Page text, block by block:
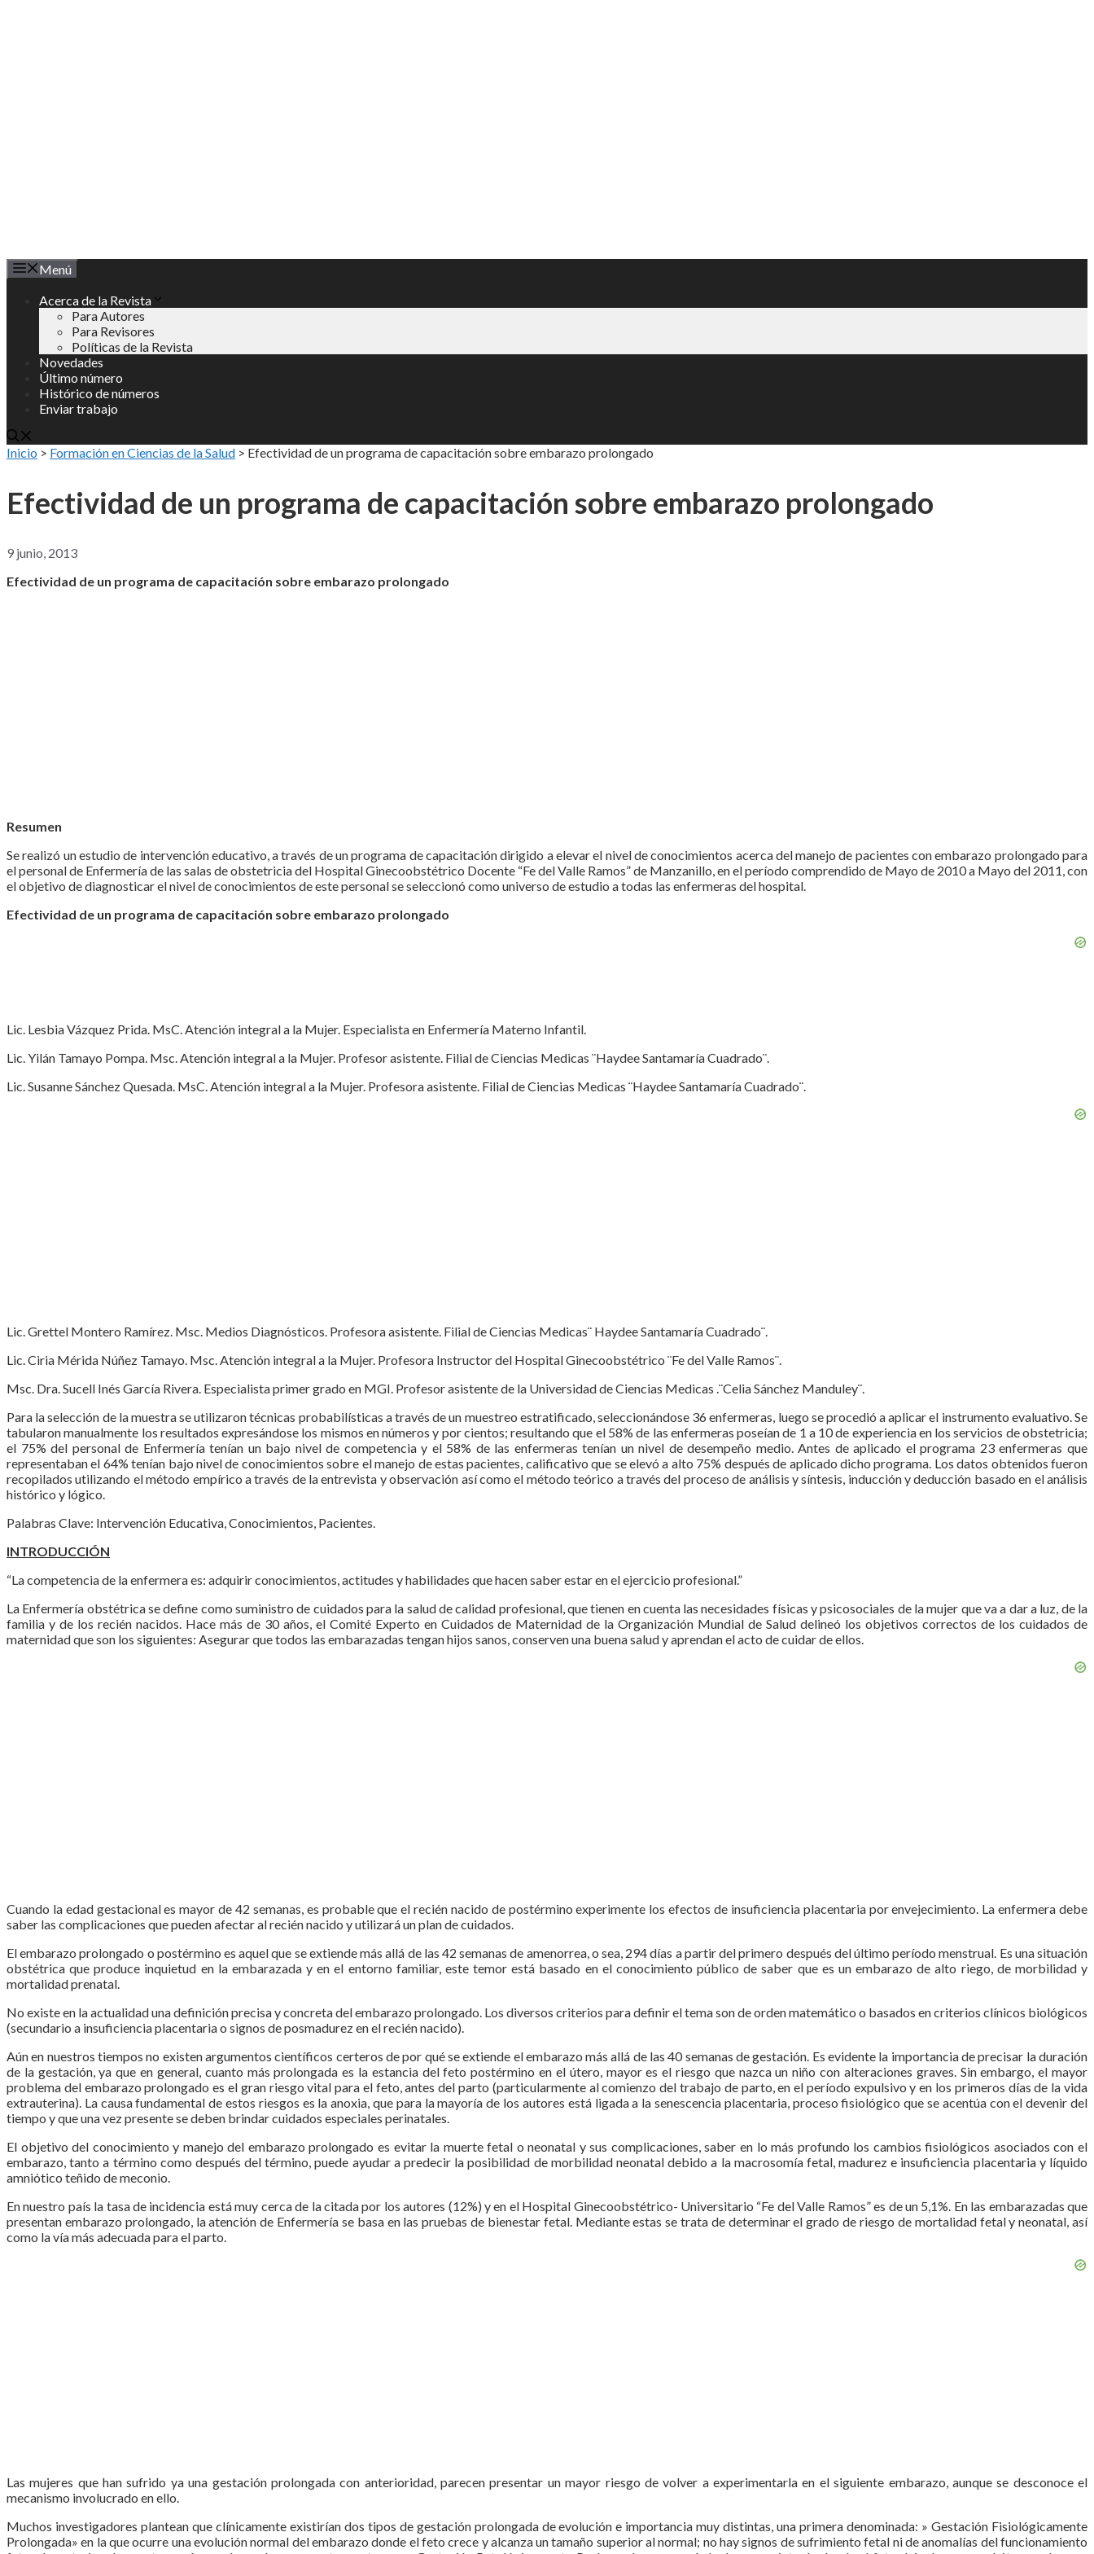
Menú
Acerca de la Revista
Para Autores
Para Revisores
Políticas de la Revista
Novedades
Último número
Histórico de números
Enviar trabajo
Inicio > Formación en Ciencias de la Salud > Efectividad de un programa de capacitación sobre embarazo prolongado
Efectividad de un programa de capacitación sobre embarazo prolongado
9 junio, 2013
Efectividad de un programa de capacitación sobre embarazo prolongado
Resumen
Se realizó un estudio de intervención educativo, a través de un programa de capacitación dirigido a elevar el nivel de conocimientos acerca del manejo de pacientes con embarazo prolongado para
el personal de Enfermería de las salas de obstetricia del Hospital Ginecoobstétrico Docente “Fe del Valle Ramos” de Manzanillo, en el período comprendido de Mayo de 2010 a Mayo del 2011, con
el objetivo de diagnosticar el nivel de conocimientos de este personal se seleccionó como universo de estudio a todas las enfermeras del hospital.
Efectividad de un programa de capacitación sobre embarazo prolongado
Lic. Lesbia Vázquez Prida. MsC. Atención integral a la Mujer. Especialista en Enfermería Materno Infantil.
Lic. Yilán Tamayo Pompa. Msc. Atención integral a la Mujer. Profesor asistente. Filial de Ciencias Medicas ¨Haydee Santamaría Cuadrado¨.
Lic. Susanne Sánchez Quesada. MsC. Atención integral a la Mujer. Profesora asistente. Filial de Ciencias Medicas ¨Haydee Santamaría Cuadrado¨.
Lic. Grettel Montero Ramírez. Msc. Medios Diagnósticos. Profesora asistente. Filial de Ciencias Medicas¨ Haydee Santamaría Cuadrado¨.
Lic. Ciria Mérida Núñez Tamayo. Msc. Atención integral a la Mujer. Profesora Instructor del Hospital Ginecoobstétrico ¨Fe del Valle Ramos¨.
Msc. Dra. Sucell Inés García Rivera. Especialista primer grado en MGI. Profesor asistente de la Universidad de Ciencias Medicas .¨Celia Sánchez Manduley¨.
Para la selección de la muestra se utilizaron técnicas probabilísticas a través de un muestreo estratificado, seleccionándose 36 enfermeras, luego se procedió a aplicar el instrumento evaluativo. Se
tabularon manualmente los resultados expresándose los mismos en números y por cientos; resultando que el 58% de las enfermeras poseían de 1 a 10 de experiencia en los servicios de obstetricia;
el 75% del personal de Enfermería tenían un bajo nivel de competencia y el 58% de las enfermeras tenían un nivel de desempeño medio. Antes de aplicado el programa 23 enfermeras que
representaban el 64% tenían bajo nivel de conocimientos sobre el manejo de estas pacientes, calificativo que se elevó a alto 75% después de aplicado dicho programa. Los datos obtenidos fueron
recopilados utilizando el método empírico a través de la entrevista y observación así como el método teórico a través del proceso de análisis y síntesis, inducción y deducción basado en el análisis
histórico y lógico.
Palabras Clave: Intervención Educativa, Conocimientos, Pacientes.
INTRODUCCIÓN
“La competencia de la enfermera es: adquirir conocimientos, actitudes y habilidades que hacen saber estar en el ejercicio profesional.”
La Enfermería obstétrica se define como suministro de cuidados para la salud de calidad profesional, que tienen en cuenta las necesidades físicas y psicosociales de la mujer que va a dar a luz, de la
familia y de los recién nacidos. Hace más de 30 años, el Comité Experto en Cuidados de Maternidad de la Organización Mundial de Salud delineó los objetivos correctos de los cuidados de
maternidad que son los siguientes: Asegurar que todos las embarazadas tengan hijos sanos, conserven una buena salud y aprendan el acto de cuidar de ellos.
Cuando la edad gestacional es mayor de 42 semanas, es probable que el recién nacido de postérmino experimente los efectos de insuficiencia placentaria por envejecimiento. La enfermera debe
saber las complicaciones que pueden afectar al recién nacido y utilizará un plan de cuidados.
El embarazo prolongado o postérmino es aquel que se extiende más allá de las 42 semanas de amenorrea, o sea, 294 días a partir del primero después del último período menstrual. Es una situación
obstétrica que produce inquietud en la embarazada y en el entorno familiar, este temor está basado en el conocimiento público de saber que es un embarazo de alto riego, de morbilidad y
mortalidad prenatal.
No existe en la actualidad una definición precisa y concreta del embarazo prolongado. Los diversos criterios para definir el tema son de orden matemático o basados en criterios clínicos biológicos
(secundario a insuficiencia placentaria o signos de posmadurez en el recién nacido).
Aún en nuestros tiempos no existen argumentos científicos certeros de por qué se extiende el embarazo más allá de las 40 semanas de gestación. Es evidente la importancia de precisar la duración
de la gestación, ya que en general, cuanto más prolongada es la estancia del feto postérmino en el útero, mayor es el riesgo que nazca un niño con alteraciones graves. Sin embargo, el mayor
problema del embarazo prolongado es el gran riesgo vital para el feto, antes del parto (particularmente al comienzo del trabajo de parto, en el período expulsivo y en los primeros días de la vida
extrauterina). La causa fundamental de estos riesgos es la anoxia, que para la mayoría de los autores está ligada a la senescencia placentaria, proceso fisiológico que se acentúa con el devenir del
tiempo y que una vez presente se deben brindar cuidados especiales perinatales.
El objetivo del conocimiento y manejo del embarazo prolongado es evitar la muerte fetal o neonatal y sus complicaciones, saber en lo más profundo los cambios fisiológicos asociados con el
embarazo, tanto a término como después del término, puede ayudar a predecir la posibilidad de morbilidad neonatal debido a la macrosomía fetal, madurez e insuficiencia placentaria y líquido
amniótico teñido de meconio.
En nuestro país la tasa de incidencia está muy cerca de la citada por los autores (12%) y en el Hospital Ginecoobstétrico- Universitario “Fe del Valle Ramos” es de un 5,1%. En las embarazadas que
presentan embarazo prolongado, la atención de Enfermería se basa en las pruebas de bienestar fetal. Mediante estas se trata de determinar el grado de riesgo de mortalidad fetal y neonatal, así
como la vía más adecuada para el parto.
Las mujeres que han sufrido ya una gestación prolongada con anterioridad, parecen presentar un mayor riesgo de volver a experimentarla en el siguiente embarazo, aunque se desconoce el
mecanismo involucrado en ello.
Muchos investigadores plantean que clínicamente existirían dos tipos de gestación prolongada de evolución e importancia muy distintas, una primera denominada: » Gestación Fisiológicamente
Prolongada» en la que ocurre una evolución normal del embarazo donde el feto crece y alcanza un tamaño superior al normal; no hay signos de sufrimiento fetal ni de anomalías del funcionamiento